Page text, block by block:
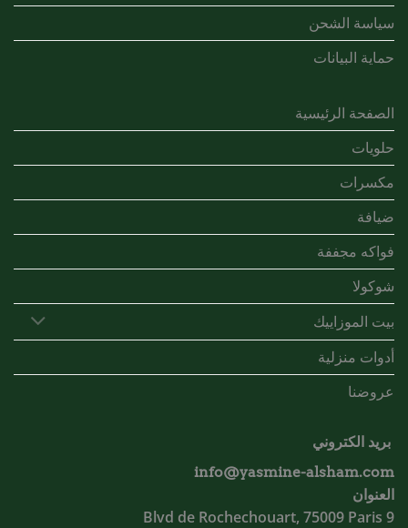
سياسة الشحن
حماية البيانات
الصفحة الرئيسية
حلويات
مكسرات
ضيافة
فواكه مجففة
شوكولا
بيت الموزاييك
أدوات منزلية
عروضنا
بريد الكتروني
info@yasmine-alsham.com
العنوان
9 Blvd de Rochechouart, 75009 Paris